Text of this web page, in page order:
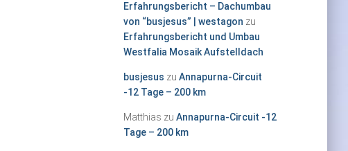
Erfahrungsbericht – Dachumbau
von “busjesus” | westagon zu
Erfahrungsbericht und Umbau
Westfalia Mosaik Aufstelldach
busjesus zu Annapurna-Circuit
-12 Tage – 200 km
Matthias zu Annapurna-Circuit -12
Tage – 200 km